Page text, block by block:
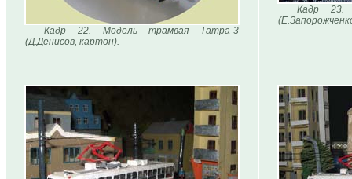
Кадр 22. Модель трамвая Татра-3
(Д.Денисов, картон).
Кадр 23.